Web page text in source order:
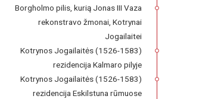
Borgholmo pilis, kurią Jonas III Vaza
rekonstravo žmonai, Kotrynai
Jogailaitei
Kotrynos Jogailaitės (1526-1583)
rezidencija Kalmaro pilyje
Kotrynos Jogailaitės (1526-1583)
rezidencija Eskilstuna rūmuose